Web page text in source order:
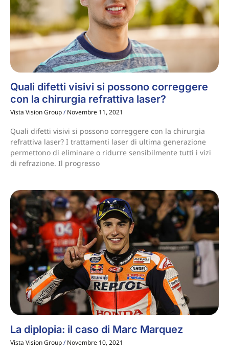
Quali difetti visivi si possono correggere
con la chirurgia refrattiva laser?
Vista Vision Group Novembre 11, 2021
Quali difetti visivi si possono correggere con la chirurgia
refrattiva laser? I trattamenti laser di ultima generazione
permettono di eliminare o ridurre sensibilmente tutti i vizi
di refrazione. Il progresso
La diplopia: il caso di Marc Marquez
Vista Vision Group Novembre 10, 2021